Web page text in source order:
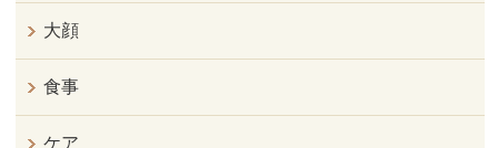
大顔
食事
ケア